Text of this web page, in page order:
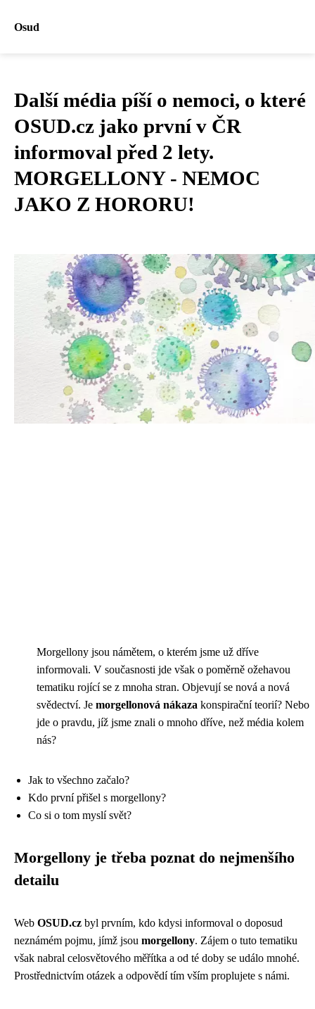
Osud
Další média píší o nemoci, o které
OSUD.cz jako první v ČR
informoval před 2 lety.
MORGELLONY - NEMOC
JAKO Z HORORU!
Morgellony jsou námětem, o kterém jsme už dříve
informovali. V současnosti jde však o poměrně ožehavou
tematiku rojící se z mnoha stran. Objevují se nová a nová
svědectví. Je morgellonová nákaza konspirační teorií? Nebo
jde o pravdu, jíž jsme znali o mnoho dříve, než média kolem
nás?
Jak to všechno začalo?
Kdo první přišel s morgellony?
Co si o tom myslí svět?
Morgellony je třeba poznat do nejmenšího
detailu
Web OSUD.cz byl prvním, kdo kdysi informoval o doposud
neznámém pojmu, jímž jsou morgellony. Zájem o tuto tematiku
však nabral celosvětového měřítka a od té doby se událo mnohé.
Prostřednictvím otázek a odpovědí tím vším proplujete s námi.